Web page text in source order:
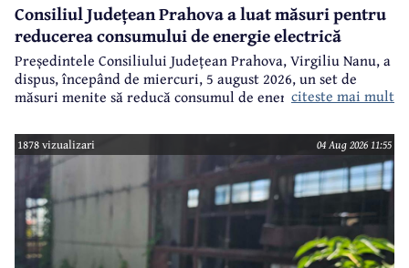
Consiliul Județean Prahova a luat măsuri pentru
reducerea consumului de energie electrică
Președintele Consiliului Județean Prahova, Virgiliu Nanu, a
dispus, începând de miercuri, 5 august 2026, un set de
măsuri menite să reducă consumul de energie electrică în
ca parte a unui demers mai amplu de utilizare responsabilă
a fondurilor publice.
citeste mai mult
1878 vizualizari 04 Aug 2026 11:55